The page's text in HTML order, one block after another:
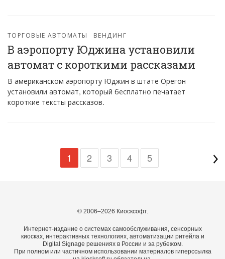
ТОРГОВЫЕ АВТОМАТЫ ВЕНДИНГ
В аэропорту Юджина установили
автомат с короткими рассказами
В американском аэропорту Юджин в штате Орегон
установили автомат, который бесплатно печатает
короткие тексты рассказов.
1 2 3 4 5
© 2006–2026 Киосксофт.
Интернет-издание о системах самообслуживания, сенсорных
киосках, интерактивных технологиях, автоматизации ритейла и
Digital Signage решениях в России и за рубежом.
При полном или частичном использовании материалов гиперссылка